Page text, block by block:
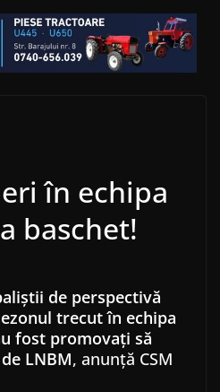
în echipa
baschet!
de perspectivă
trecut în echipa
fost promovaţi să
LNBM, anunță CSM